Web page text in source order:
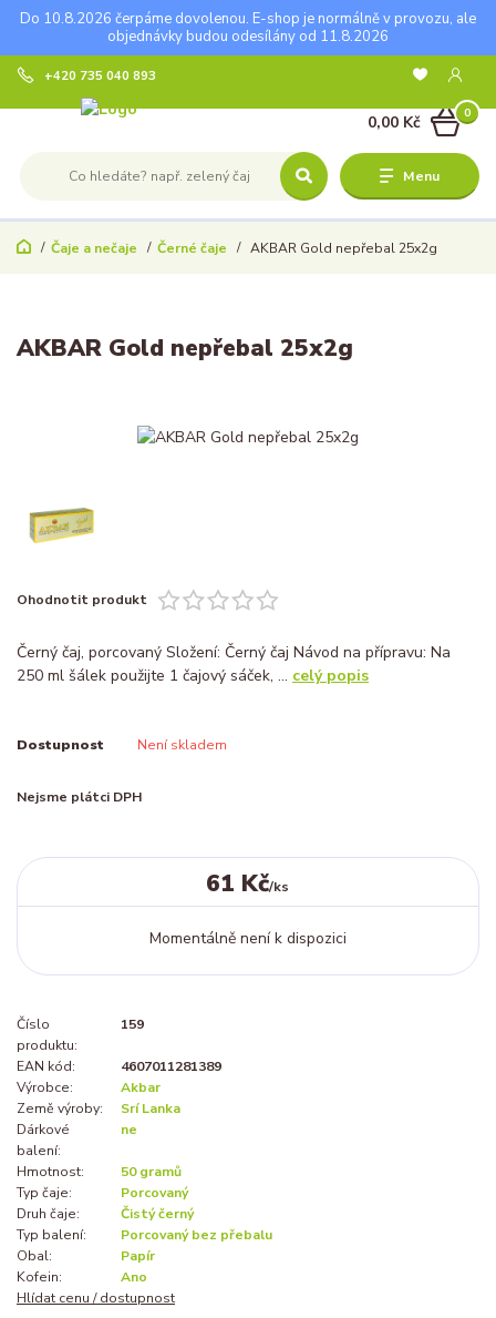
Do 10.8.2026 čerpáme dovolenou. E-shop je normálně v provozu, ale
objednávky budou odesílány od 11.8.2026
Menu
+420 735 040 893
0
0,00 Kč
Čaje a nečaje Černé čaje AKBAR Gold nepřebal 25x2g
AKBAR Gold nepřebal 25x2g
Ohodnotit produkt
Černý čaj, porcovaný Složení: Černý čaj Návod na přípravu: Na
250 ml šálek použijte 1 čajový sáček, ... celý popis
Dostupnost Není skladem
Nejsme plátci DPH
61 Kč/ks
Momentálně není k dispozici
Číslo
produktu:
159
EAN kód:
4607011281389
Výrobce:
Akbar
Země výroby:
Srí Lanka
Dárkové
balení:
ne
Hmotnost:
50 gramů
Typ čaje:
Porcovaný
Druh čaje:
Čistý černý
Typ balení:
Porcovaný bez přebalu
Obal:
Papír
Kofein:
Ano
Hlídat cenu / dostupnost